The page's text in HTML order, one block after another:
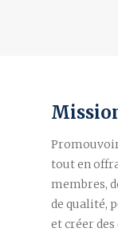
tout en
membres,
de qualité,
et créer